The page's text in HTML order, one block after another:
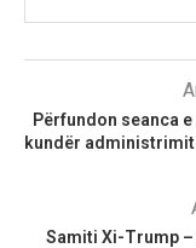
Përfundon seanca
kundër
Samiti Xi-Trump